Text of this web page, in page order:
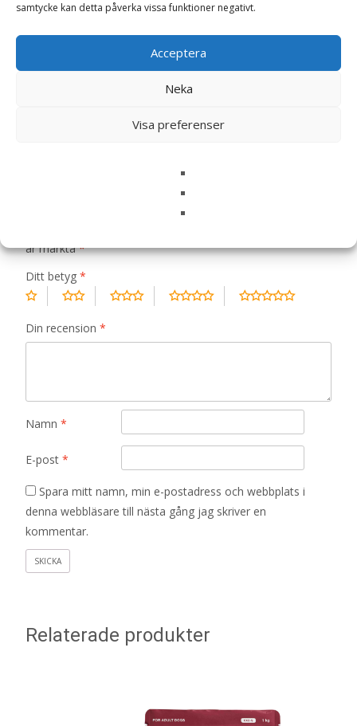
samtycke kan detta påverka vissa funktioner negativt.
Acceptera
Neka
Visa preferenser
Det finns inga recensioner än.
Bli först med att recensera ”Lätt & Sund
Torrfoder till Hund – 3,25 kg – Halla Pet
är märkta*
Ditt betyg *
Din recension *
Namn *
E-post *
Spara mitt namn, min e-postadress och webbplats i
denna webbläsare till nästa gång jag skriver en
kommentar.
Relaterade produkter